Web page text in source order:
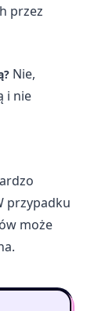
przez
Nie,
i nie
przypadku
może